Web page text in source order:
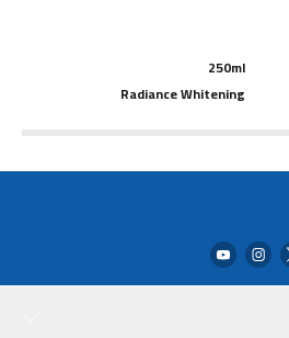
250ml
Radiance Whitening